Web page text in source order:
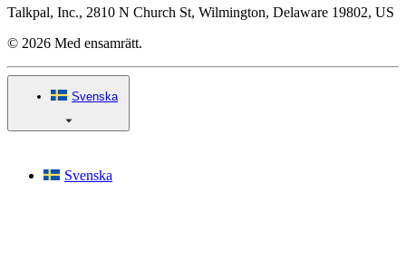
Talkpal, Inc., 2810 N Church St, Wilmington, Delaware 19802, US
© 2026 Med ensamrätt.
Svenska
Svenska